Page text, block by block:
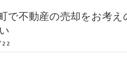
で不動産の売却をお考